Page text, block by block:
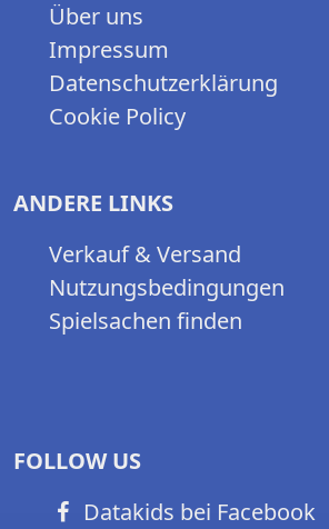
Über uns
Impressum
Datenschutzerklärung
Cookie Policy
ANDERE LINKS
Verkauf & Versand
Nutzungsbedingungen
Spielsachen finden
FOLLOW US
Datakids bei Facebook